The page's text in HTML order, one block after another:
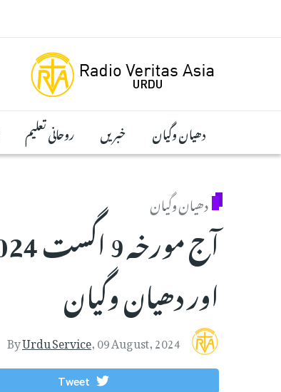
دھیان وگیان خبریں روحانی تعلیم
دھیان وگیان
اور دھیان وگیان
ByUrdu Service,09 August, 2024
Tweet